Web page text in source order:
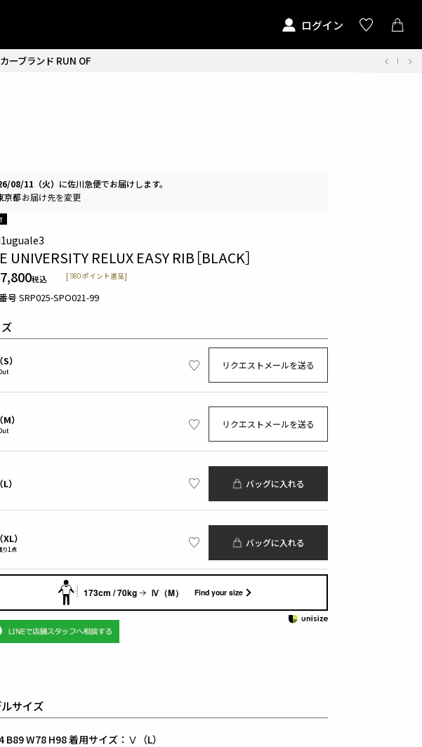
ログイン
ーブランド RUN OF
UNIVERSITY RELUX EASY RIB［BLACK］
税込 [980ポイント進呈]
号 SRP025-SPO021-99
） リクエストメールを送る
） リクエストメールを送る
） バッグに入れる
）
り1点
バッグに入れる
173cm / 70kg Ⅳ（M） Find your size
08/11（火） に佐川急便でお届けします。
京都お届け先を変更
サイズ
B89 W78 H98 着用サイズ：Ⅴ（L）